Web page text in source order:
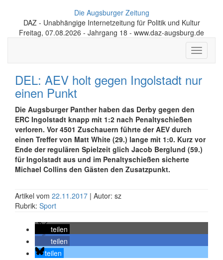
Die Augsburger Zeitung
DAZ - Unabhängige Internetzeitung für Politik und Kultur
Freitag, 07.08.2026 - Jahrgang 18 - www.daz-augsburg.de
Toggle
DEL: AEV holt gegen Ingolstadt nur
einen Punkt
Die Augsburger Panther haben das Derby gegen den
ERC Ingolstadt knapp mit 1:2 nach Penaltyschießen
verloren. Vor 4501 Zuschauern führte der AEV durch
einen Treffer von Matt White (29.) lange mit 1:0. Kurz vor
Ende der regulären Spielzeit glich Jacob Berglund (59.)
für Ingolstadt aus und im Penaltyschießen sicherte
Michael Collins den Gästen den Zusatzpunkt.
Artikel vom 22.11.2017 | Autor: sz
Rubrik: Sport
teilen
teilen
teilen